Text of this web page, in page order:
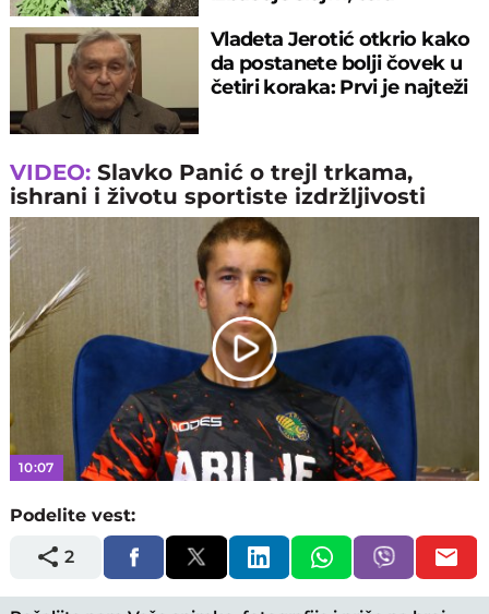
Vladeta Jerotić otkrio kako
da postanete bolji čovek u
četiri koraka: Prvi je najteži
VIDEO:Slavko Panić o trejl trkama,
ishrani i životu sportiste izdržljivosti
Play
Video
10:07
Podelite vest:
2